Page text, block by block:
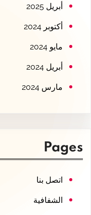
أبريل 2025
أكتوبر 2024
مايو 2024
أبريل 2024
مارس 2024
Pages
اتصل بنا
الشفافية